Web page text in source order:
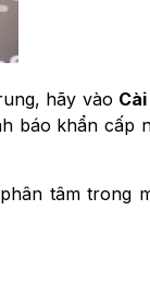
hãy vào
báo khẩn cấp
tâm trong